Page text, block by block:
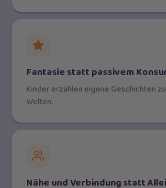
Fantasie statt passivem
Kinder erzählen eigene Geschichten
Welten.
Nähe und Verbindung statt